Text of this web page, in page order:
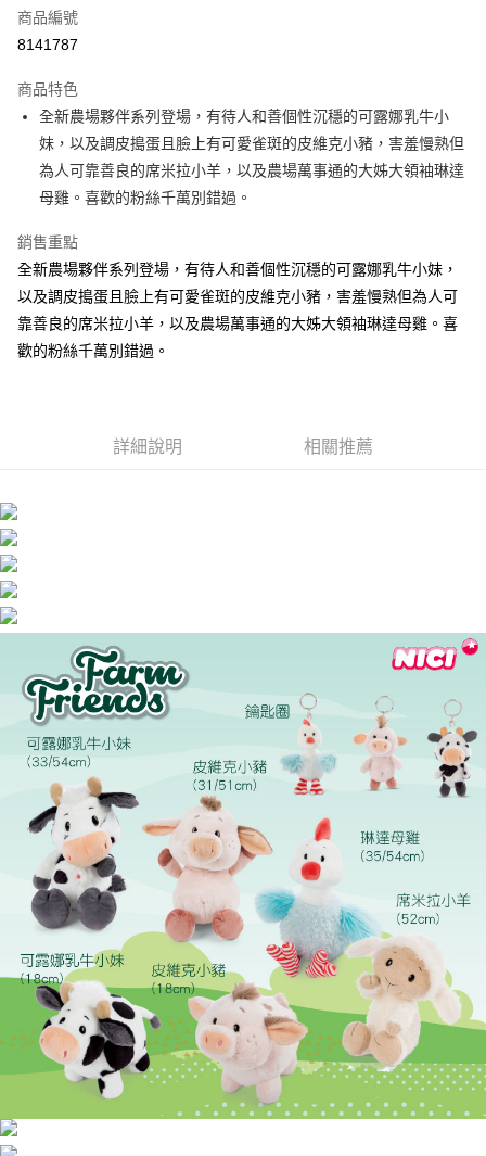
超商取貨付款
Apple Pay
街口支付
悠遊付
AFTEE先享後付
相關說明
AFTEE先享後付是「在收到商品之後才付款」的支付方式。 讓您購物簡單
便利好安心！
１．簡單：不需註冊會員、不需綁卡、不需儲值。
２．便利：只要手機號碼，簡訊認證，即可結帳。
１．於結帳方式選擇「AFTEE先享後付」後，將跳轉至「AFTEE先享後付」
結帳頁面，進行簡訊認證並確認金額後，即可完成結帳。
客戶支援中心」https://netprotections.freshdesk.com/support/home
【注意事項】
１．透過由恩沛科技股份有限公司提供之「AFTEE先享後付」服務完成之交
易，需依本服務之必要範圍內提供個人資料，並將交易相關給付款項請求債
權轉讓予恩沛科技股份有限公司。
２．關於個人資料處理事宜，請瀏覽以下網址：
https://aftee.tw/terms/#terms3
３．未成年的使用者請事先徵得法定代理人或監護人之同意方可使用
「AFTEE先享後付」，若未經同意申辦者引起之損失，本公司不負相關責
任。
４．使用「AFTEE先享後付」時，將依據個別帳號之用戶狀況，依本公司即
時審查核予不同之上限額度；若仍有額度不足之情形，本公司將視審查結果
請求用戶進行身份認證。
５．嚴禁一人註冊多個帳號或使用他人資訊註冊。若發現惡意使用之情形，
恩沛科技股份有限公司將有權停止該用戶之使用額度並採取法律行動。
ATM付款
運送方式
商品編號
8141787
商品特色
全新農場夥伴系列登場，有待人和善個性沉穩的可露娜乳牛小
妹，以及調皮搗蛋且臉上有可愛雀斑的皮維克小豬，害羞慢熟但
為人可靠善良的席米拉小羊，以及農場萬事通的大姊大領袖琳達
母雞。喜歡的粉絲千萬別錯過。
銷售重點
全新農場夥伴系列登場，有待人和善個性沉穩的可露娜乳牛小妹，
以及調皮搗蛋且臉上有可愛雀斑的皮維克小豬，害羞慢熟但為人可
靠善良的席米拉小羊，以及農場萬事通的大姊大領袖琳達母雞。喜
歡的粉絲千萬別錯過。
詳細說明 相關推薦